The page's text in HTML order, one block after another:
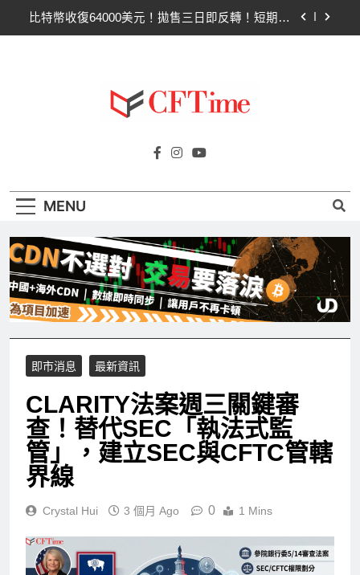
比特幣收復64000美元！拋售三日即反轉！短期持
CLARITY法案最後闖關！開發者免責與總統道德條
款成兩大障礙
比特幣收復64000美元！拋售三日即反轉！短期持
比特幣ETF三日吸金6.26億美元！貝萊德IBIT獨佔
款成兩大障礙
Cftime.io
AI（ChatGPT）、區塊鏈、NFT、加密貨
MENU
即市消息 最新資訊
CLARITY法案週三關鍵審
查！替代SEC「執法式監
管」，建立SEC與CFTC管轄
界線
Crystal Hui 3 個月 Ago 0 1 Mins